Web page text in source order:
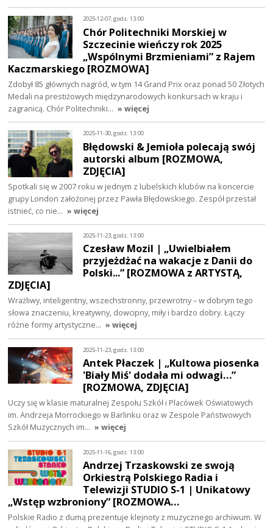
2025-12-07, godz. 13:00
Chór Politechniki Morskiej w
Szczecinie wieńczy rok 2025
„Wspólnymi Brzmieniami” z Rajem
Kaczmarskiego [ROZMOWA]
Zdobył 85 głównych nagród, w tym 14 Grand Prix oraz ponad 50 Złotych
Medali na prestiżowych międzynarodowych konkursach w kraju i
zagranicą. Chór Politechniki… » więcej
2025-11-30, godz. 13:00
Błędowski & Jemioła polecają swój
autorski album [ROZMOWA,
ZDJĘCIA]
Spotkali się w 2007 roku w jednym z lubelskich klubów na koncercie
grupy London założonej przez Pawła Błędowskiego. Zespół przestał
istnieć, co nie… » więcej
2025-11-23, godz. 13:00
Czesław Mozil | „Uwielbiałem
przyjeżdżać na wakacje z Danii do
Polski...” [ROZMOWA z ARTYSTĄ,
ZDJĘCIA]
Wrażliwy, inteligentny, wszechstronny, przewrotny – w dobrym tego
słowa znaczeniu, kreatywny, dowcipny, miły i bardzo dobry. Łączy
różne formy artystyczne… » więcej
2025-11-23, godz. 13:00
Antek Płaczek | „Kultowa piosenka
'Biały Miś' dodała mi odwagi…”
[ROZMOWA, ZDJĘCIA]
Uczy się w klasie maturalnej Zespołu Szkół i Placówek Oświatowych
im. Andrzeja Morrockiego w Barlinku oraz w Zespole Państwowych
Szkół Muzycznych im… » więcej
2025-11-16, godz. 13:00
Andrzej Trzaskowski ze swoją
Orkiestrą Polskiego Radia i
Telewizji STUDIO S-1 | Unikatowy
„Wstęp wzbroniony” [ROZMOWA…
Polskie Radio z dumą prezentuje klejnoty z muzycznego archiwum. W